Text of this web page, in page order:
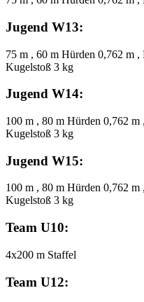
Jugend W13:
75 m , 60 m Hürden 0,762 m
Kugelstoß 3 kg
Jugend W14:
100 m , 80 m Hürden 0,762
Kugelstoß 3 kg
Jugend W15:
100 m , 80 m Hürden 0,762
Kugelstoß 3 kg
Team U10:
4x200 m Staffel
Team U12: